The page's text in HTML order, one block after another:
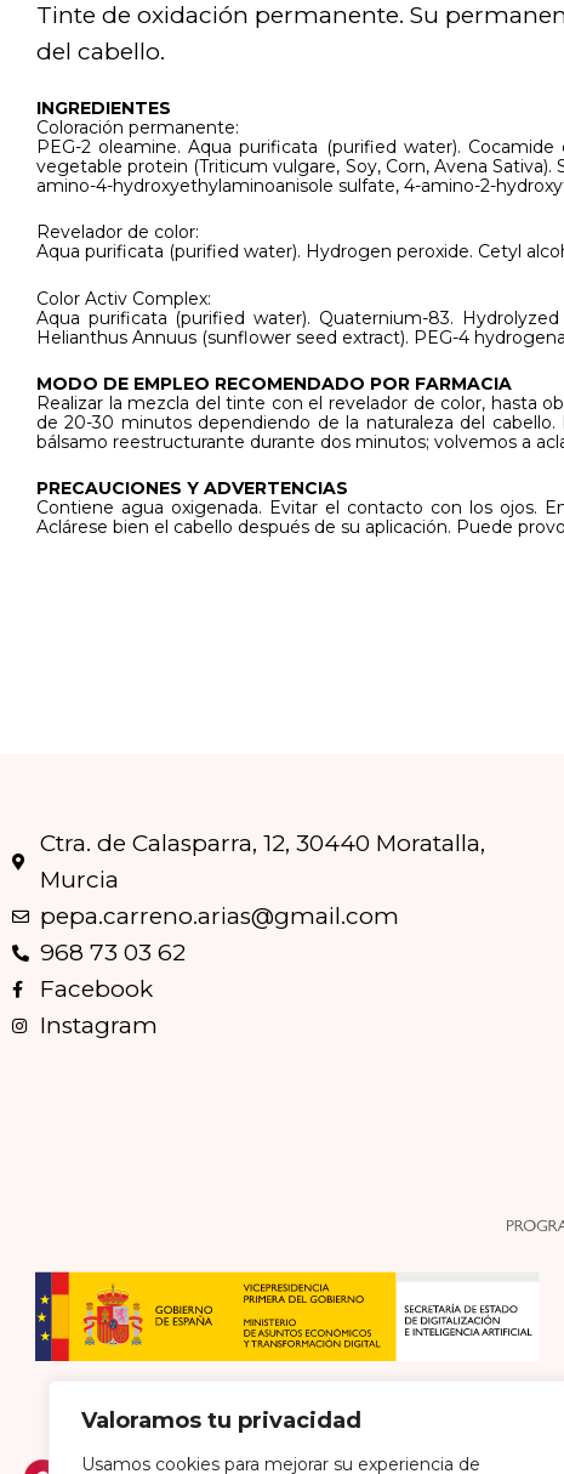
Valoramos tu privacidad
Usamos cookies para mejorar su experiencia de
Tinte de oxidación permanente. Su
del cabello.
INGREDIENTES
Coloración permanente:
PEG-2 oleamine. Aqua purificata (purified water).
vegetable protein (Triticum vulgare, Soy, Corn, Avena
amino-4-hydroxyethylaminoanisole sulfate, 4-amino-2-
Revelador de color:
Aqua purificata (purified water). Hydrogen peroxide. Cetyl
Color Activ Complex:
Aqua purificata (purified water). Quaternium-83.
Helianthus Annuus (sunflower seed extract). PEG-4
MODO DE EMPLEO RECOMENDADO POR FARMACIA
Realizar la mezcla del tinte con el revelador de color, hasta
de 20-30 minutos dependiendo de la naturaleza del
bálsamo reestructurante durante dos minutos; volvemos a
PRECAUCIONES Y ADVERTENCIAS
Contiene agua oxigenada. Evitar el contacto con los ojos.
Aclárese bien el cabello después de su aplicación. Puede
Ctra. de Calasparra, 12, 30440 Moratalla,
Murcia
pepa.carreno.arias@gmail.com
968 73 03 62
Facebook
Instagram